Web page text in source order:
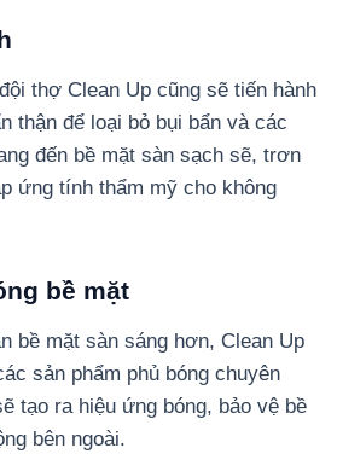
thợ Clean Up cũng sẽ tiến hành
thận để loại bỏ bụi bẩn và các
đến bề mặt sàn sạch sẽ, trơn
ứng tính thẩm mỹ cho không
bề mặt
bề mặt sàn sáng hơn, Clean Up
sản phẩm phủ bóng chuyên
tạo ra hiệu ứng bóng, bảo vệ bề
bên ngoài.